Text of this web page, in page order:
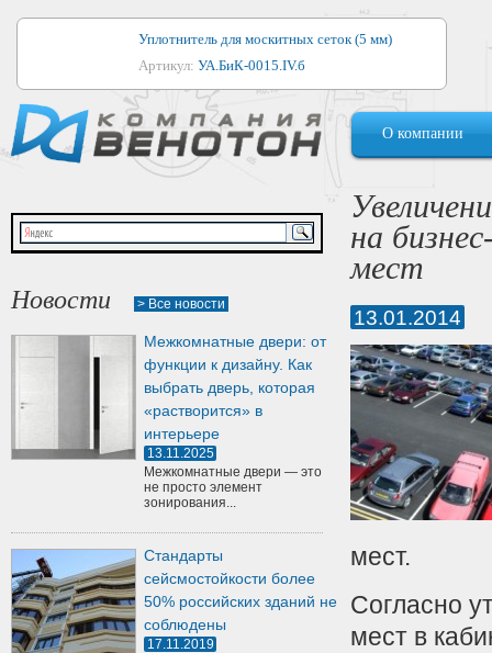
Уплотнитель для москитных сеток (5 мм)
Артикул: УА.БиК-0015.IV.б
Уплотнитель для алюминиевых окон
Артикул:1044
Уплотнитель для деревянных окон
Артикул:УМ.БиК-0062.IV.б
Уплотнитель лоджиевый для (4, 5, 6 мм)
Уплотнитель для деревянных дверей
Артикул:
О компании
Новости > Все новости
Межкомнатные двери: от
функции к дизайну. Как
выбрать дверь, которая
«растворится» в
интерьере
13.11.2025
Межкомнатные двери — это
не просто элемент
зонирования...
Стандарты
сейсмостойкости более
50% российских зданий не
соблюдены
17.11.2019
на
мест
13.01.2014
мест.
Согласно
мест в